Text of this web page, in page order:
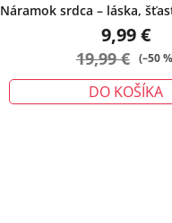
Náramok srdca – láska,
veľký
9,99 €
19,99 € (–50
DO KOŠÍKA